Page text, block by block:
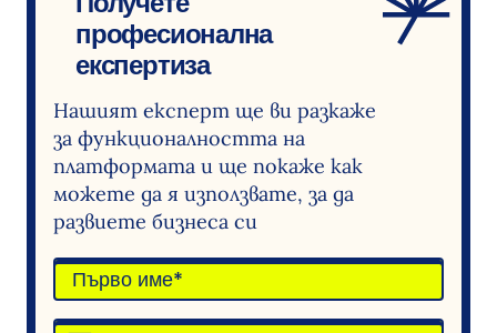
професионална
експертиза
Нашият експерт ще ви разкаже
за функционалността на
платформата и ще покаже как
можете да я използвате, за да
развиете бизнеса си